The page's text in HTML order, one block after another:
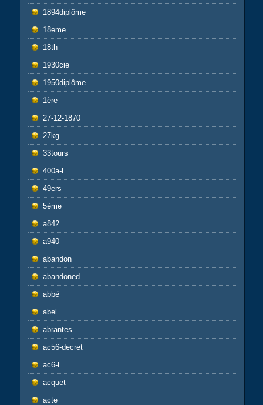
1894diplôme
18eme
18th
1930cie
1950diplôme
1ère
27-12-1870
27kg
33tours
400a-l
49ers
5ème
a842
a940
abandon
abandoned
abbé
abel
abrantes
ac56-decret
ac6-l
acquet
acte